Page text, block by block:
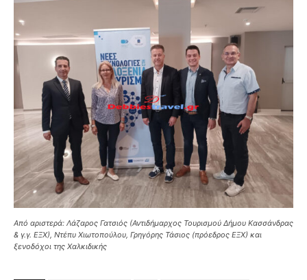
Από αριστερά: Λάζαρος Γατσιός (Αντιδήμαρχος Τουρισμού Δήμου Κασσάνδρας
& γ.γ. ΕΞΧ), Ντέπυ Χιωτοπούλου, Γρηγόρης Τάσιος (πρόεδρος ΕΞΧ) και
ξενοδόχοι της Χαλκιδικής